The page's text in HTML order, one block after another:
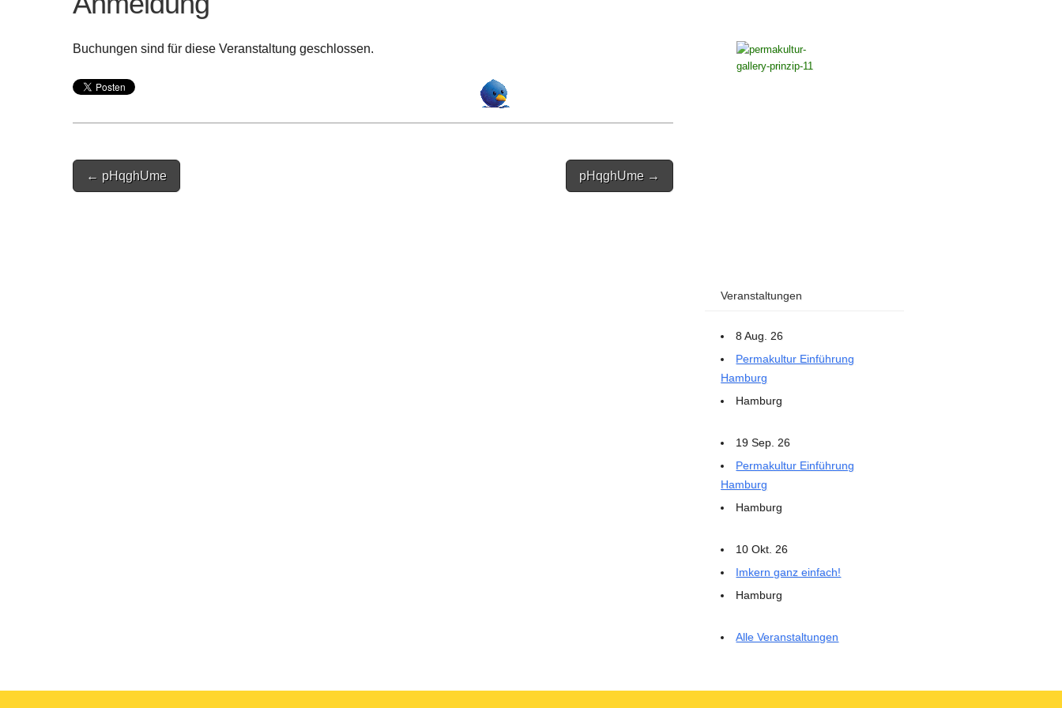
Buchungen sind für diese Veranstaltung geschlossen.
Post
navigation
← pHqghUme pHqghUme →
Veranstaltungen
8 Aug. 26
Permakultur Einführung
Hamburg
Hamburg
19 Sep. 26
Permakultur Einführung
Hamburg
Hamburg
10 Okt. 26
Imkern ganz einfach!
Hamburg
Alle Veranstaltungen